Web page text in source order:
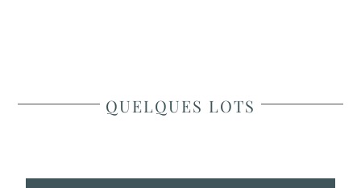
QUELQUES LOTS